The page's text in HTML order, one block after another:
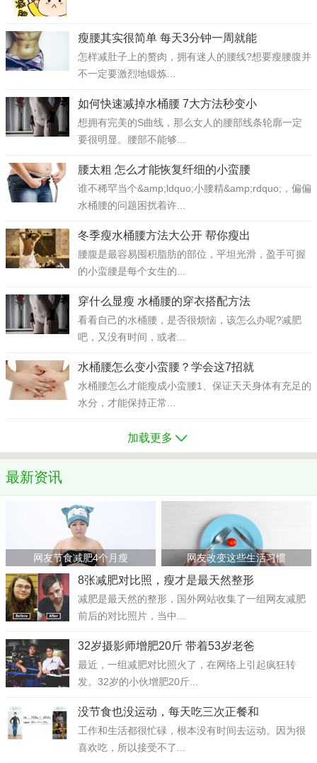
瘦腰其实很简单 每天3分钟一周就能
怎样减肚子上的赘肉，拥有迷人的腰线?想要瘦腰腹并
不一定要激烈地锻炼...
如何快速减掉水桶腰 7大方法秒变小
想拥有完美的S曲线，那么女人的腰部线条轮廓一定
要很明显。腰部不能够...
腰太粗 怎么才能恢复纤细的小蛮腰
谁不稀罕当个&amp;ldquo;小腰精&amp;rdquo;，偏偏
水桶腰的问题困扰着许...
冬季瘦水桶腰方法大公开 帮你瘦出
腰腹是最容易囤积脂肪的部位，平坦光滑，盈手可握
的小蛮腰是每个女生的...
穿什么显瘦 水桶腰的穿衣搭配方法
看看自己的水桶腰，是否很烦恼，该怎么办呢?减肥
吧，又没有时间，或者...
水桶腰怎么变小蛮腰？学会这7招就
水桶腰怎么才能瘦成小蛮腰1、保证天天身体有充足的
水分，才能保持正常...
加载更多
最新资讯
网友节食减肥4个月瘦 网友改变这些生活习惯
8张减肥对比照，瘦才是最天然整形
减肥是最天然的整形，国外网站收集了一组网友减肥
前后的对比照片，当中...
32岁摄影师增肥20斤 带着53岁老爸
最近，一组减肥对比照火了，在网络上引起疯狂转
发。32岁的小伙增肥20斤...
没节食也没运动，每天吃三次正餐和
工作和生活都很忙碌，根本没有时间去运动。因为很
喜欢吃，所以接受不了...